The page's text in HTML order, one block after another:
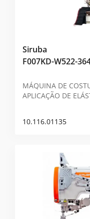
Siruba
F007KD-W522-
MÁQUINA DE
APLICAÇÃO DE
10.116.01135